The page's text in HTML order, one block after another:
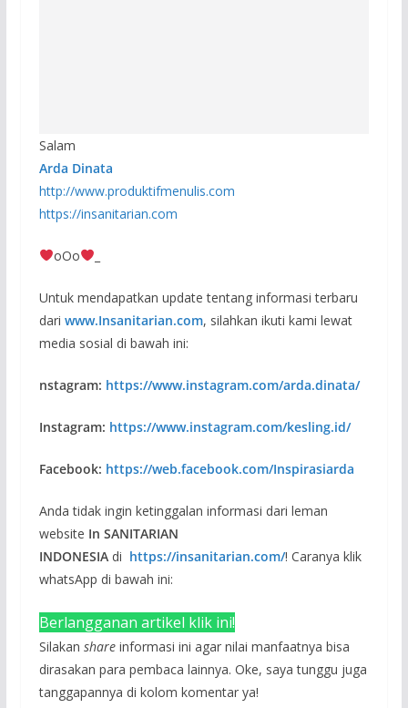
Salam
Arda Dinata
http://www.produktifmenulis.com
https://insanitarian.com
oOo
Untuk mendapatkan update tentang informasi terbaru
dari www.Insanitarian.com, silahkan ikuti kami lewat
media sosial di bawah ini:
nstagram: https://www.instagram.com/arda.dinata/
Instagram: https://www.instagram.com/kesling.id/
Facebook: https://web.facebook.com/Inspirasiarda
Anda tidak ingin ketinggalan informasi dari leman
website In SANITARIAN
INDONESIA di https://insanitarian.com/! Caranya klik
whatsApp di bawah ini:
Berlangganan artikel klik ini!
Silakan shareinformasi ini agar nilai manfaatnya bisa
dirasakan para pembaca lainnya. Oke, saya tunggu juga
tanggapannya di kolom komentar ya!